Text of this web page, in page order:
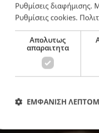
Η Χάρις
Ρυθμίσεις διαφήμισης.
Ρυθμίσεις cookies.
Απολυτως
απαραιτητα
ΕΜΦΑΝΙΣΗ